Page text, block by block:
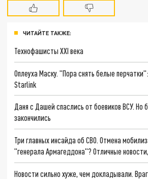
ЧИТАЙТЕ ТАКЖЕ:
Технофашисты XXI века
Оплеуха Маску. "Пора снять белые
Starlink
Даня с Дашей спаслись от боевиков ВСУ.
закончились
Три главных инсайда об СВО. Отмена
"генерала Армагеддона"? Отличные
Новости сильно хуже, чем докладывали.